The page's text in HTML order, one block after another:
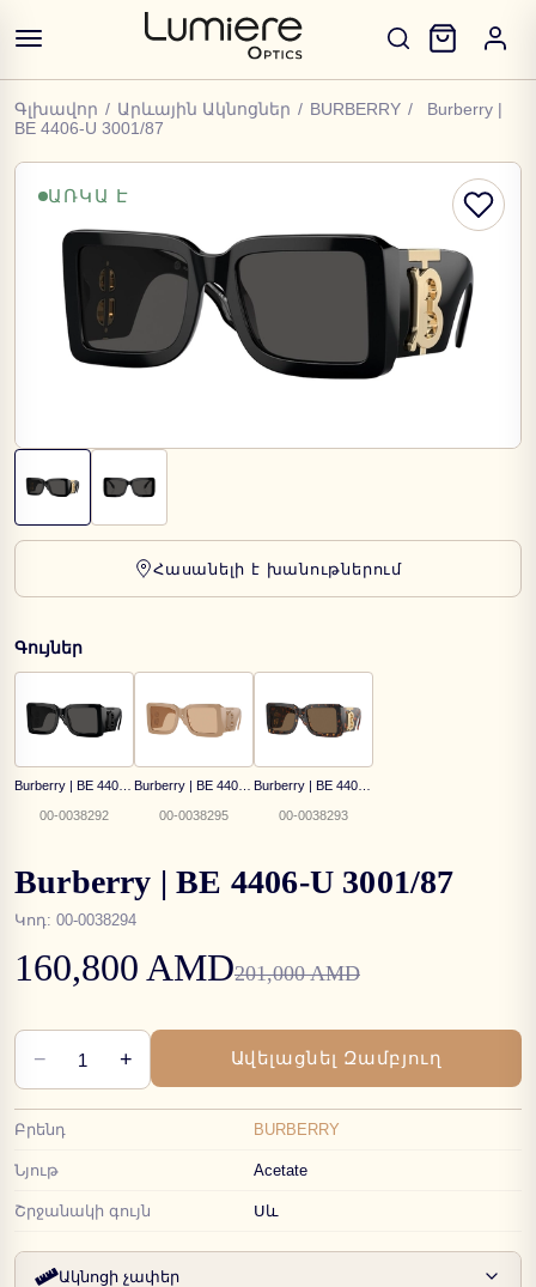
Գլխավոր / Արևային Ակնոցներ / BURBERRY /
Burberry |
BE 4406-U 3001/87
ԱՌԿԱ Է
Հասանելի է խանութներում
Գույներ
00-0038292 00-0038295 00-0038293
Burberry | BE 4406-U 3001/87
Կոդ: 00-0038294
160,800 AMD201,000 AMD
− 1 + Ավելացնել Զամբյուղ
Բրենդ BURBERRY
Նյութ Acetate
Շրջանակի գույն Սև
Ակնոցի չափեր